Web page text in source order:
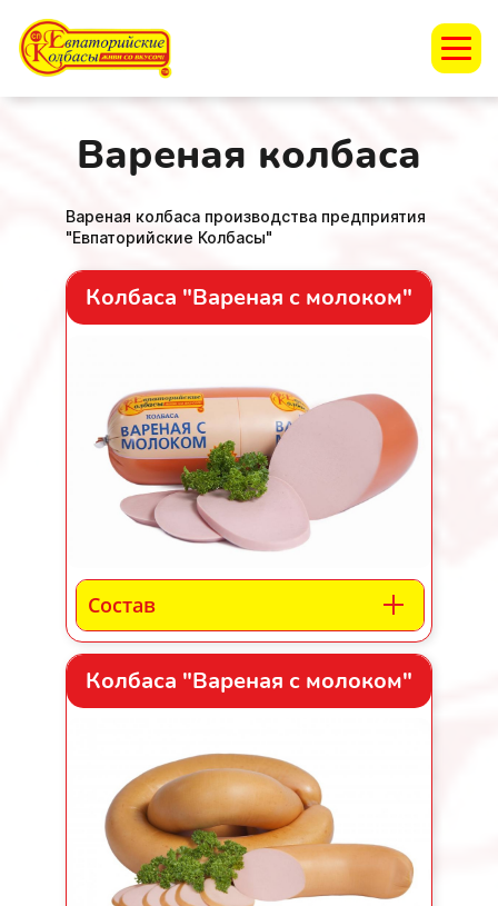
Вареная колбаса
Вареная колбаса производства предприятия
"Евпаторийские Колбасы"
Колбаса "Вареная с молоком"
Состав
Колбаса "Вареная с молоком"